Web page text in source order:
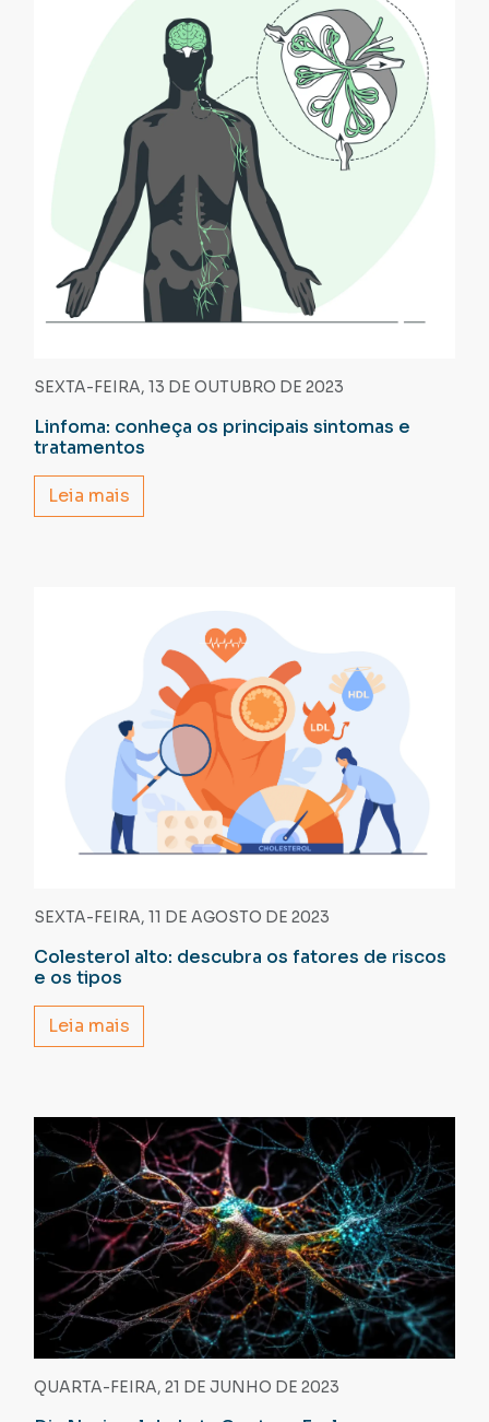
SEXTA-FEIRA, 13 DE OUTUBRO DE 2023
Linfoma: conheça os principais sintomas e
tratamentos
Leia mais
SEXTA-FEIRA, 11 DE AGOSTO DE 2023
Colesterol alto: descubra os fatores de riscos
e os tipos
Leia mais
QUARTA-FEIRA, 21 DE JUNHO DE 2023